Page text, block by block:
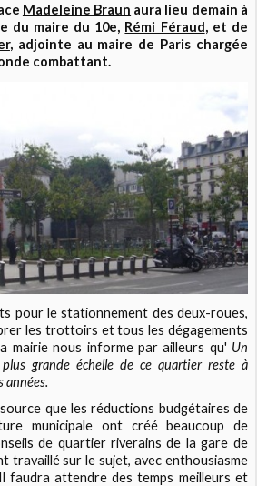
Madeleine Braun aura lieu demain à
du maire du 10e, Rémi Féraud, et de
, adjointe au maire de Paris chargée
combattant.
pour le stationnement des deux-roues,
les trottoirs et tous les dégagements
mairie nous informe par ailleurs qu' Un
plus grande échelle de ce quartier reste à
années.
que les réductions budgétaires de
municipale ont créé beaucoup de
de quartier riverains de la gare de
travaillé sur le sujet, avec enthousiasme
faudra attendre des temps meilleurs et